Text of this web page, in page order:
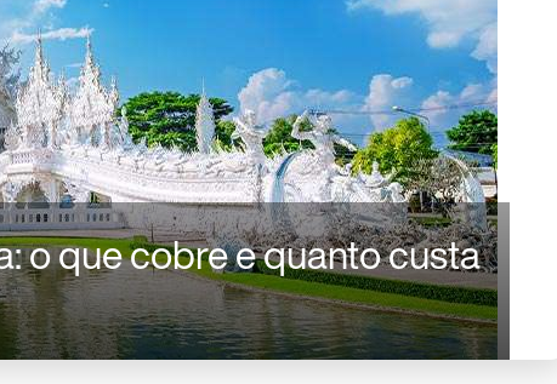
o que cobre e quanto custa